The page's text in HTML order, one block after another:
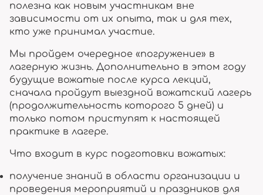
полезна как новым участникам вне
зависимости от их опыта, так и для тех,
кто уже принимал участие.
Mы пройдем очередное «погружение» в
лагерную жизнь. Дополнительно в этом году
будущие вожатые после курса лекций,
сначала пройдут выездной вожатский лагерь
(продолжительность которого 5 дней) и
только потом приступят к настоящей
практике в лагере.
Что входит в курс подготовки вожатых:
получение знаний в области организации и
проведения мероприятий и праздников для